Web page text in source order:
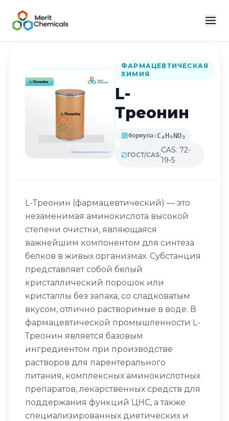
Назад в каталог
ФАРМАЦЕВТИЧЕСКАЯ
ХИМИЯ
L-
Треонин
Формула: C₄H₉NO₃
ГОСТ/CAS:
CAS: 72-
19-5
L-Треонин (фармацевтический) — это
незаменимая аминокислота высокой
степени очистки, являющаяся
важнейшим компонентом для синтеза
белков в живых организмах. Субстанция
представляет собой белый
кристаллический порошок или
кристаллы без запаха, со сладковатым
вкусом, отлично растворимые в воде. В
фармацевтической промышленности L-
Треонин является базовым
ингредиентом при производстве
растворов для парентерального
питания, комплексных аминокислотных
препаратов, лекарственных средств для
поддержания функций ЦНС, а также
специализированных диетических и